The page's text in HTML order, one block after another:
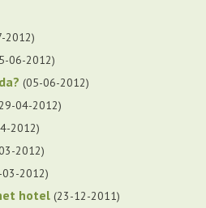
2012
06-2012
05-06-2012
29-04-2012
2012
2012
2012
hotel 23-12-2011